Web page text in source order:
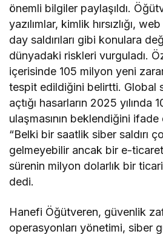
önemli bilgiler paylaşıldı.
yazılımlar, kimlik hırsızlığı,
day saldırıları gibi konulara
dünyadaki riskleri vurguladı.
içerisinde 105 milyon yeni
tespit edildiğini belirtti. Global
açtığı hasarların 2025 yılında
ulaşmasının beklendiğini
“Belki bir saatlik siber saldırı
gelmeyebilir ancak bir e-
sürenin milyon dolarlık bir
dedi.
Hanefi Öğütveren, güvenlik
operasyonları yönetimi, siber